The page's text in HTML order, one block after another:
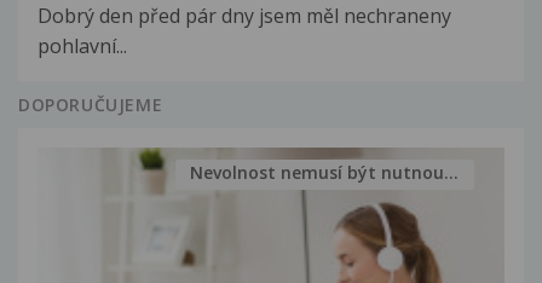
Dobrý den před pár dny jsem měl nechraneny
pohlavní...
DOPORUČUJEME
Nevolnost nemusí být nutnou...